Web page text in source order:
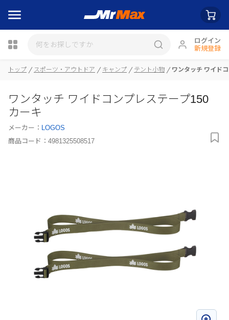
ログイン
新規登録
トップ スポーツ・アウトドア キャンプ テント小物 ワンタッチ ワイド
ワンタッチ ワイドコンプレステープ150
カーキ
メーカー： LOGOS
商品コード： 4981325508517